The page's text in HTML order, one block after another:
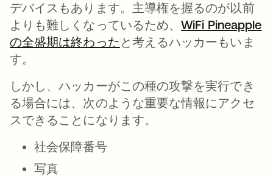
デバイスもあります。主導権を握るのが以前
よりも難しくなっているため、WiFi Pineapple
の全盛期は終わった 新しいタブで開く
と考えるハッカーもいま
す。
しかし、ハッカーがこの種の攻撃を実行でき
る場合には、次のような重要な情報にアクセ
スできることになります。
社会保障番号
写真